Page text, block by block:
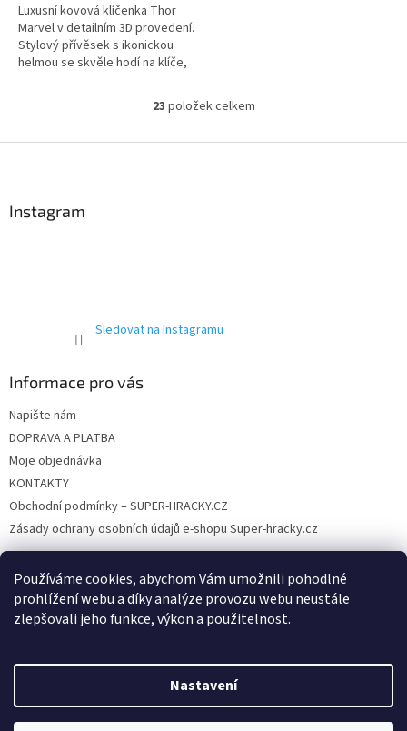
Používáme cookies, abychom Vám umožnili pohodlné
prohlížení webu a díky analýze provozu webu neustále
zlepšovali jeho funkce, výkon a použitelnost.
Nastavení
5
hvězdiček.
Luxusní kovová klíčenka Thor
Marvel v detailním 3D provedení.
Stylový přívěsek s ikonickou
helmou se skvěle hodí na klíče,
O
l
v
23 položek celkem
Instagram
Sledovat na Instagramu
Informace pro vás
Napište nám
DOPRAVA A PLATBA
Moje objednávka
KONTAKTY
Obchodní podmínky – SUPER-HRACKY.CZ
Zásady ochrany osobních údajů e-shopu Super-hracky.cz
Instagram
Vytvořil Shoptet